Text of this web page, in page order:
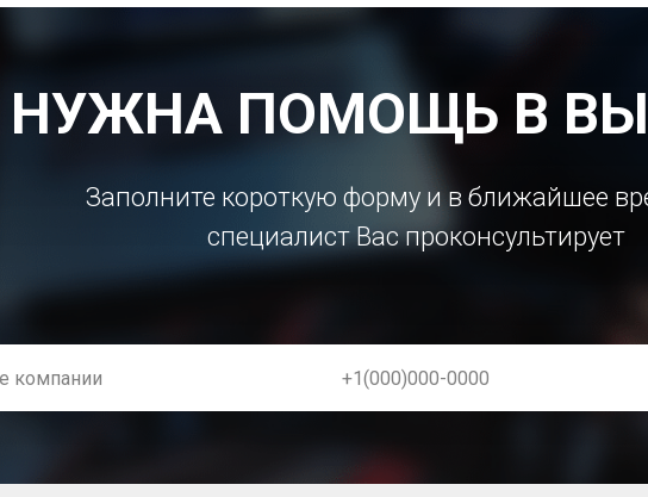
НУЖНА ПОМОЩЬ В
Заполните короткую форму и в ближайшее
специалист Вас проконсультирует